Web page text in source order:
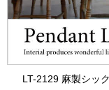
LT-2129 麻製シッ